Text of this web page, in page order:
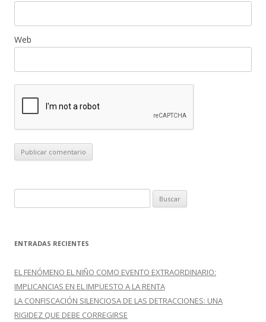
Web
u
c
r
:
ENTRADAS RECIENTES
EL FENÓMENO EL NIÑO COMO EVENTO EXTRAORDINARIO:
IMPLICANCIAS EN EL IMPUESTO A LA RENTA
LA CONFISCACIÓN SILENCIOSA DE LAS DETRACCIONES: UNA
RIGIDEZ QUE DEBE CORREGIRSE